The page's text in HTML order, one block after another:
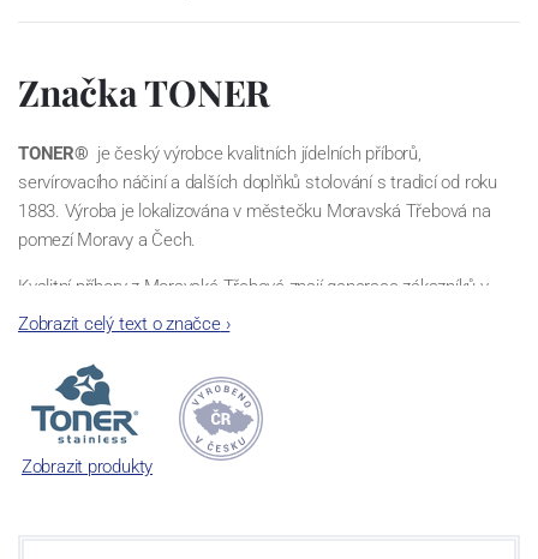
Značka TONER
TONER® je český výrobce kvalitních jídelních příborů,
servírovacího náčiní a dalších doplňků stolování s tradicí od roku
1883. Výroba je lokalizována v městečku Moravská Třebová na
pomezí Moravy a Čech.
Kvalitní příbory z Moravské Třebové znají generace zákazníků v
celé Evropě, a to nejen pod tradiční ochrannou známkou
Název TONER® je abreviaturou označení "
něm poselství vyslané našim zákazníkům, že veškeré
zpracovávané materiály jsou materiály ušlechtilé.
Zobrazit celý text o značce›
Zobrazit produkty